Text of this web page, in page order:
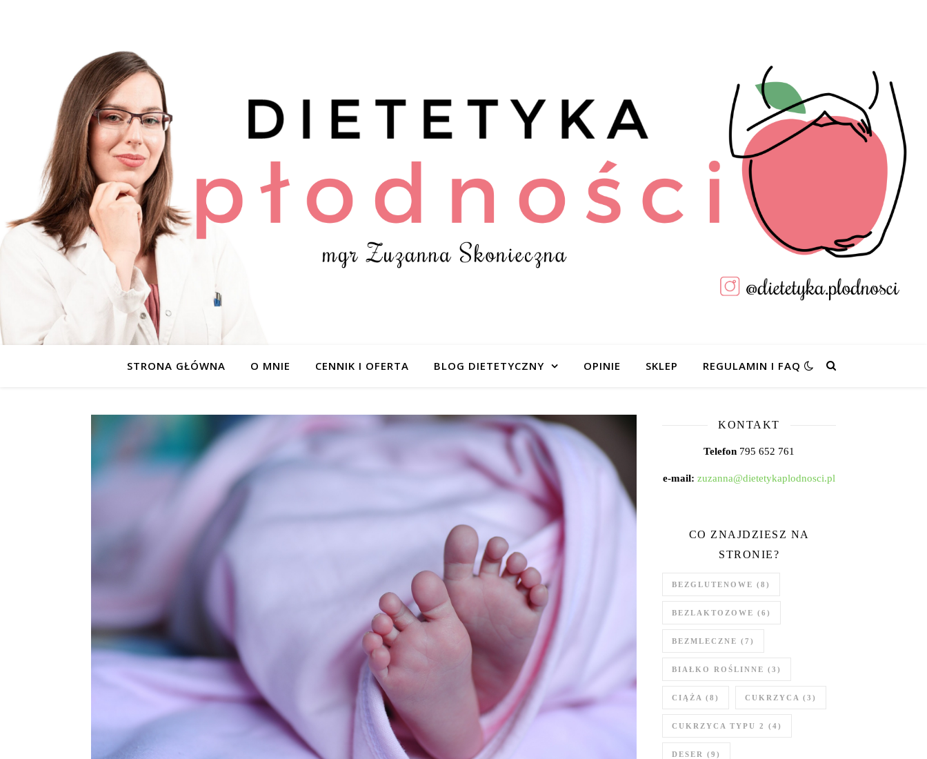
STRONA GŁÓWNA O MNIE CENNIK I OFERTA BLOG DIETETYCZNY OPINIE SKLEP REGULAMIN I FAQ
KONTAKT
Telefon 795 652 761
e-mail: zuzanna@dietetykaplodnosci.pl
CO ZNAJDZIESZ NA
STRONIE?
BEZGLUTENOWE (8)
BEZLAKTOZOWE (6)
BEZMLECZNE (7)
BIAŁKO ROŚLINNE (3)
CIĄŻA (8) CUKRZYCA (3)
CUKRZYCA TYPU 2 (4)
DESER (9)